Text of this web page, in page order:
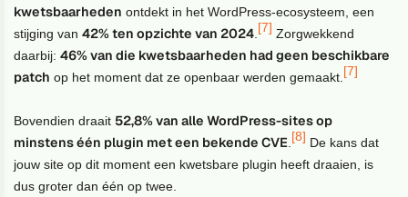
kwetsbaarheden ontdekt in het WordPress-ecosysteem, een
stijging van42% ten opzichte van 2024.[7] Zorgwekkend
daarbij:46% van die kwetsbaarheden had geen beschikbare
patch op het moment dat ze openbaar werden gemaakt.[7]
Bovendien draait 52,8% van alle WordPress-sites op
minstens één plugin met een bekende CVE.[8] De kans dat
jouw site op dit moment een kwetsbare plugin heeft draaien, is
dus groter dan één op twee.